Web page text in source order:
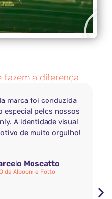
fazem a diferença
marca foi conduzida
especial pelos nossos
A identidade visual
de muito orgulho!
Moscatto
da Alboom e Fotto